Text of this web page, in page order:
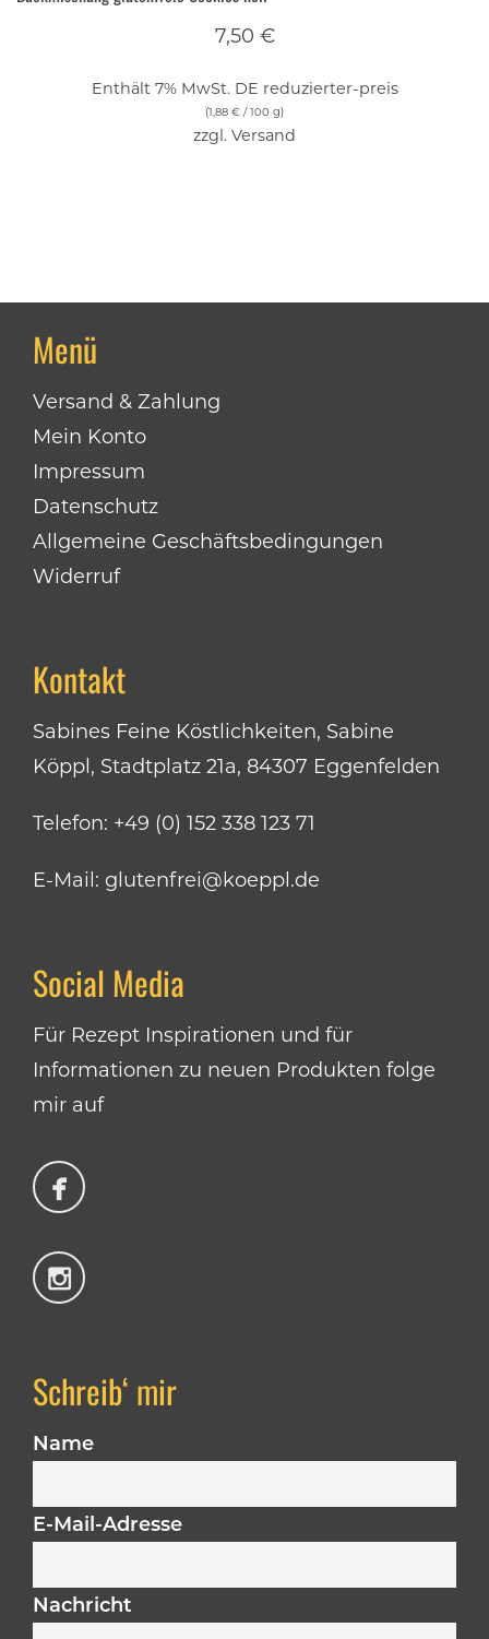
7,50 €
Enthält 7% MwSt. DE reduzierter-preis
(1,88 € / 100 g)
zzgl. Versand
Menü
Versand & Zahlung
Mein Konto
Impressum
Datenschutz
Allgemeine Geschäftsbedingungen
Widerruf
Kontakt
Sabines Feine Köstlichkeiten, Sabine
Köppl, Stadtplatz 21a, 84307 Eggenfelden
Telefon: +49 (0) 152 338 123 71
E-Mail: glutenfrei@koeppl.de
Social Media
Für Rezept Inspirationen und für
Informationen zu neuen Produkten folge
mir auf
Schreib‘ mir
Name
E-Mail-Adresse
Nachricht